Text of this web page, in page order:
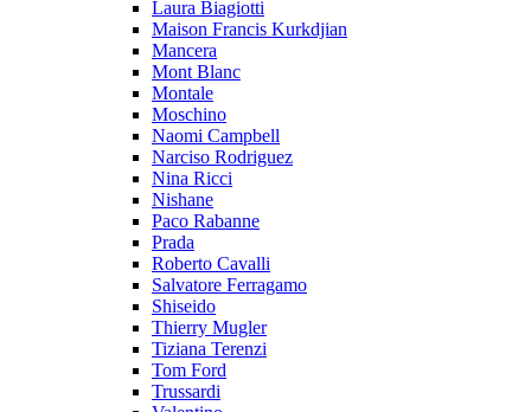
Laura Biagiotti
Maison Francis Kurkdjian
Mancera
Mont Blanc
Montale
Moschino
Naomi Campbell
Narciso Rodriguez
Nina Ricci
Nishane
Paco Rabanne
Prada
Roberto Cavalli
Salvatore Ferragamo
Shiseido
Thierry Mugler
Tiziana Terenzi
Tom Ford
Trussardi